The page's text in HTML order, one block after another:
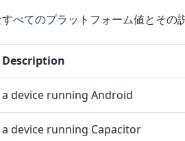
べてのプラットフォーム値とその
Description
a device running Android
a device running Capacitor